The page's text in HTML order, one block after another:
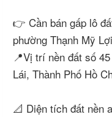
👉 Cần bán gấp lô
phường Thạnh Mỹ
📍Vị trí nền đất số
Lái, Thành Phố Hồ
📐 Diện tích đất nền